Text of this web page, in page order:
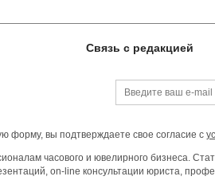
Связь с редакцией
форму, вы подтверждаете свое согласие с
часового и ювелирного бизнеса.
on-line консультации юриста,